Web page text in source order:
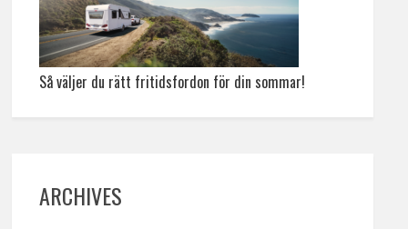
Så väljer du rätt fritidsfordon för din sommar!
ARCHIVES